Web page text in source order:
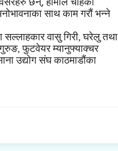
साथ काम गरौं भन्ने
वासु गिरी, घरेलु तथा
गुरुङ, फुटवेयर म्यानुफ्याक्चर
उद्योग संघ काठमाडौंका